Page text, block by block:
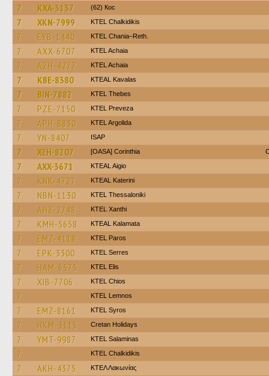
7 KXA-3137 (62) Кос
7 XKN-7999 ΚΤΕL Chalkidikis
7 EYB-1440 KTEL Chania–Reth.
7 AXX-6707 KTEL Achaia
7 AZH-4277 KTEL Achaia
7 KBE-8380 KTEAL Kavalas
7 BIN-7882 KTEL Thebes
7 PZE-7150 KTEL Preveza
7 APH-8830 KTEL Argolida
7 YN-8407 ISAP
7 XEH-8207 [OASA] Corinthia
7 AXX-3671 KTEAL Aigio
7 KNK-4727 KTEAL Katerini
7 NBN-1130 KTEL Thessaloniki
7 AHZ-2748 KTEL Xanthi
7 KMH-5658 KTEAL Kalamata
7 EMZ-4118 KTEL Paros
7 EPK-3300 KTEL Serres
7 HAM-6575 KTEL Elis
7 XIB-7706 KTEL Chios
7 KTEL Lemnos
7 EMZ-8161 KTEL Syros
7 HKM-3115 Cretan Holidays
7 YMT-9987 KTEL Salaminas
7 ΚΤΕL Chalkidikis
7 AKH-4375 ΚΤΕΛ Λακωνίας